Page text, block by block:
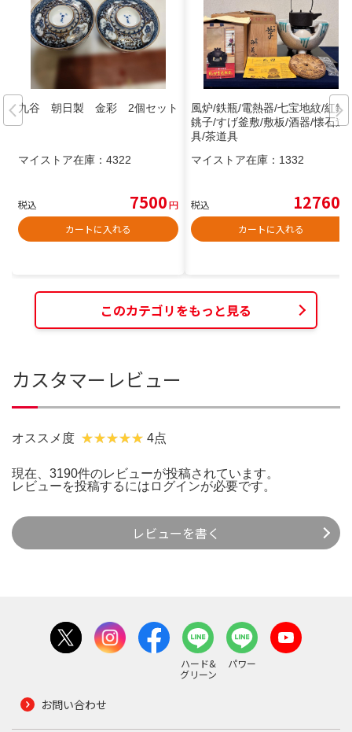
九谷 朝日製 金彩 2個セット
マイストア在庫： 4322
税込 7500円
カートに入れる
風炉/鉄瓶/電熱器/七宝地紋/紅鉢/
銚子/すげ釜敷/敷板/酒器/懐石道
具/茶道具
マイストア在庫： 1332
税込 12760
カートに入れる
このカテゴリをもっと見る
カスタマーレビュー
オススメ度 4点
現在、3190件のレビューが投稿されています。
レビューを投稿するには ログインが必要です。
レビューを書く
ハード&
グリーン
パワー
お問い合わせ